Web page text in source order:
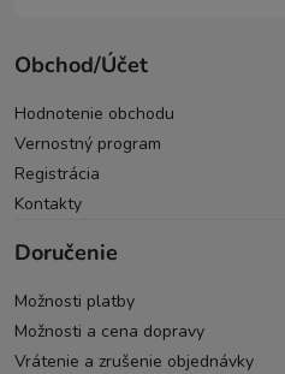
Obchod/Účet
Hodnotenie obchodu
Vernostný program
Registrácia
Kontakty
Doručenie
Možnosti platby
Možnosti a cena dopravy
Vrátenie a zrušenie objednávky